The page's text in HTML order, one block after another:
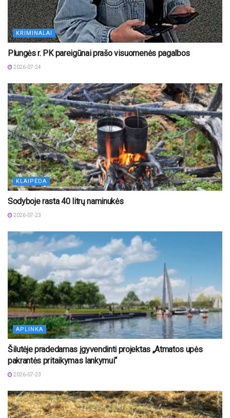
KRIMINALAI
Plungės r. PK pareigūnai prašo visuomenės pagalbos
2026-07-24
KLAIPĖDA
Sodyboje rasta 40 litrų naminukės
2026-07-23
APLINKA
Šilutėje pradedamas įgyvendinti projektas „Atmatos upės
pakrantės pritaikymas lankymui“
2026-07-23